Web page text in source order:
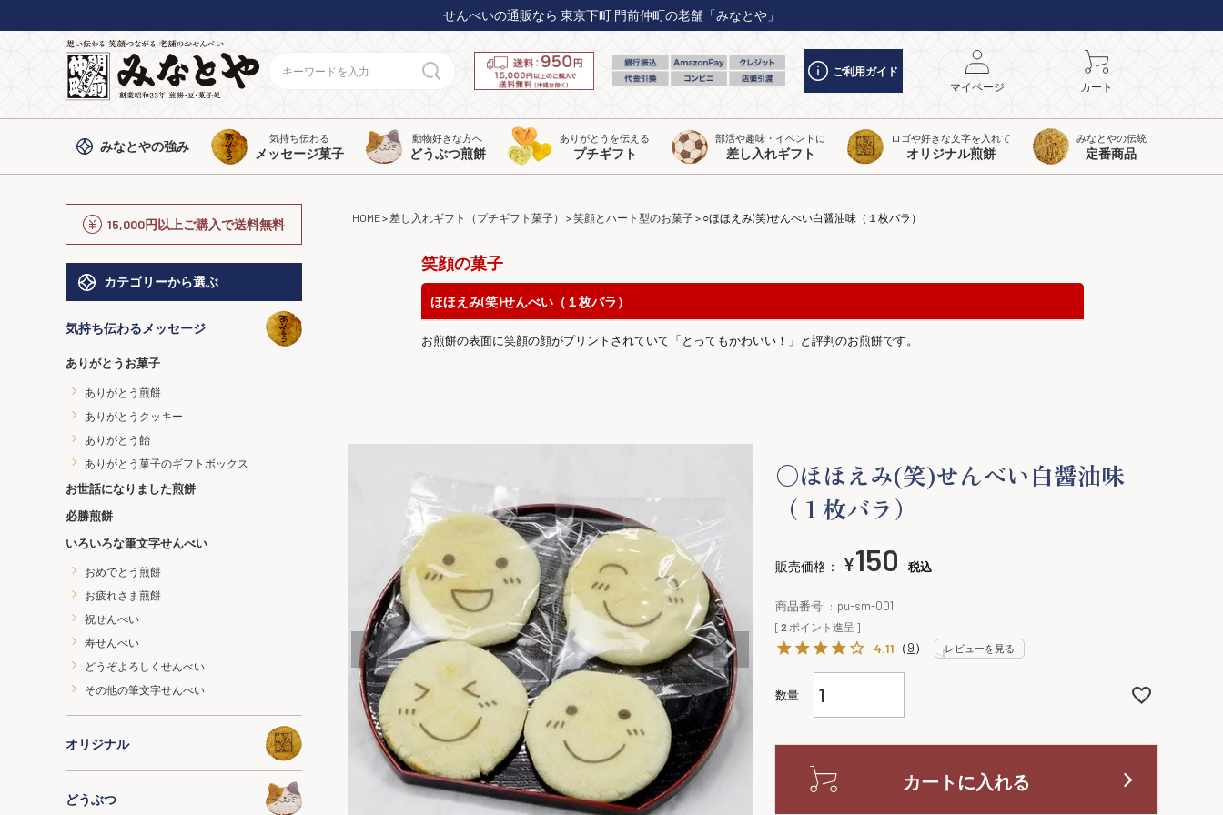
せんべいの通販なら 東京下町 門前仲町の老舗「みなとや」
ご利用ガイド
マイページ
カート
みなとやの強み
気持ち伝わる
メッセージ菓子
動物好きな方へ
どうぶつ煎餅
ありがとうを伝える
プチギフト
部活や趣味・イベントに
差し入れギフト
ロゴや好きな文字を入れて
オリジナル煎餅
みなとやの伝統
定番商品
15,000円以上ご購入で送料無料
カテゴリーから選ぶ
気持ち伝わるメッセージ
ありがとうお菓子
ありがとう煎餅
ありがとうクッキー
ありがとう飴
ありがとう菓子のギフトボックス
お世話になりました煎餅
必勝煎餅
いろいろな筆文字せんべい
おめでとう煎餅
お疲れさま煎餅
祝せんべい
寿せんべい
どうぞよろしくせんべい
その他の筆文字せんべい
オリジナル
どうぶつ
HOME 差し入れギフト（プチギフト菓子） 笑顔とハート型のお菓子 ○ほほえみ(笑)せんべい白醤油味（１枚バラ）
笑顔の菓子
ほほえみ(笑)せんべい（１枚バラ）
お煎餅の表面に笑顔の顔がプリントされていて「とってもかわいい！」と評判のお煎餅です。
○ほほえみ(笑)せんべい白醤油味
（１枚バラ）
販売価格： ¥150 税込
商品番号 pu-sm-001
[ 2 ポイント進呈 ]
4.11 （9） レビューを見る
カートに入れる